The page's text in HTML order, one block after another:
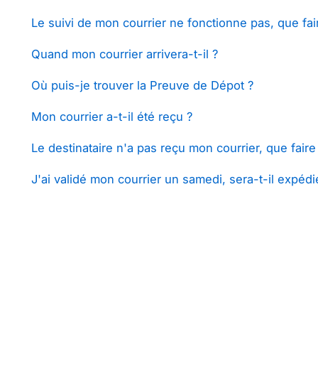
Le suivi de mon courrier ne fonctionne pas, que
Quand mon courrier arrivera-t-il ?
Où puis-je trouver la Preuve de Dépot ?
Mon courrier a-t-il été reçu ?
Le destinataire n'a pas reçu mon courrier, que faire
J'ai validé mon courrier un samedi, sera-t-il